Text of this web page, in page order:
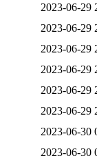
2023-06-29
2023-06-29
2023-06-29
2023-06-29
2023-06-29
2023-06-29
2023-06-30
2023-06-30